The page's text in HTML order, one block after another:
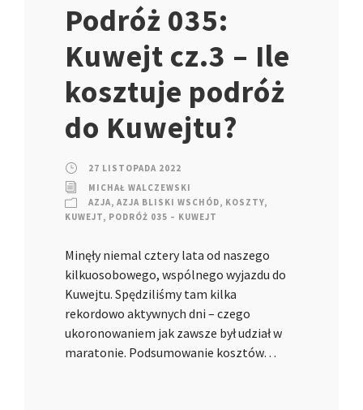
Podróż 035:
Kuwejt cz.3 – Ile
kosztuje podróż
do Kuwejtu?
27 LISTOPADA 2022
MICHAŁ WALCZEWSKI
AZJA, AZJA BLISKI WSCHÓD, KOSZTY,
KUWEJT, PODRÓŻ 035 – KUWEJT
Minęły niemal cztery lata od naszego
kilkuosobowego, wspólnego wyjazdu do
Kuwejtu. Spędziliśmy tam kilka
rekordowo aktywnych dni – czego
ukoronowaniem jak zawsze był udział w
maratonie. Podsumowanie kosztów…